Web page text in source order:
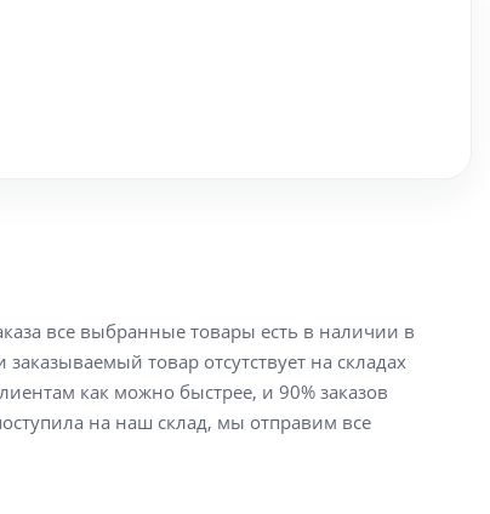
все выбранные товары есть в наличии в
товар отсутствует на складах
как можно быстрее, и 90% заказов
на наш склад, мы отправим все